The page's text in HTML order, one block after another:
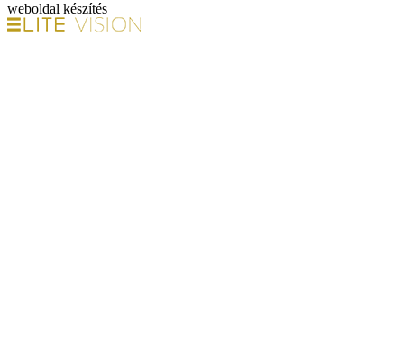
weboldal készítés